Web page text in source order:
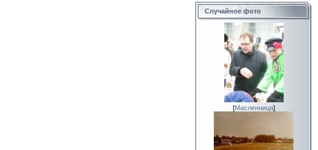
Случайное фото
[Масленница]